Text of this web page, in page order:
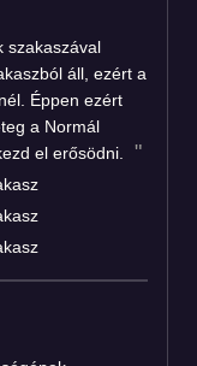
szakaszával
áll, ezért a
Éppen ezért
a Normál
el erősödni.